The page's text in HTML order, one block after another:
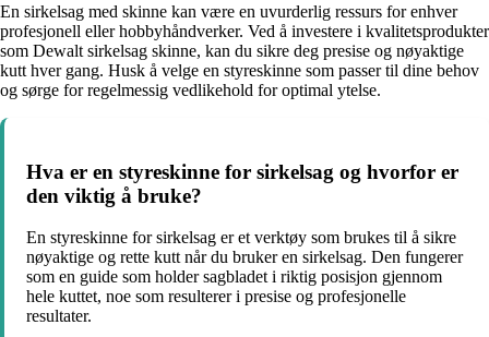
En sirkelsag med skinne kan være en uvurderlig ressurs for enhver
profesjonell eller hobbyhåndverker. Ved å investere i kvalitetsprodukter
som Dewalt sirkelsag skinne, kan du sikre deg presise og nøyaktige
kutt hver gang. Husk å velge en styreskinne som passer til dine behov
og sørge for regelmessig vedlikehold for optimal ytelse.
Hva er en styreskinne for sirkelsag og hvorfor er
den viktig å bruke?
En styreskinne for sirkelsag er et verktøy som brukes til å sikre
nøyaktige og rette kutt når du bruker en sirkelsag. Den fungerer
som en guide som holder sagbladet i riktig posisjon gjennom
hele kuttet, noe som resulterer i presise og profesjonelle
resultater.